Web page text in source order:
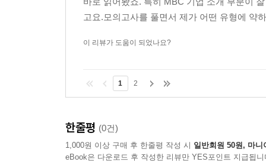
고요.모의고사를 풀면서 제가 어떤 유형에 약
이 리뷰가 도움이 되었나요?
1 2
한줄평 (0건)
1,000원 이상 구매 후 한줄평 작성 시 일반회원 50원, 마니
eBook은 다운로드 후 작성한 리뷰만 YES포인트 지급됩니